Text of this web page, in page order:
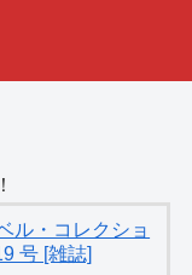
ル・コレクショ
号 [雑誌]